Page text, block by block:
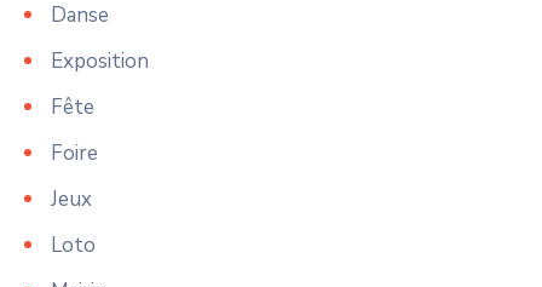
Danse
Exposition
Fête
Foire
Jeux
Loto